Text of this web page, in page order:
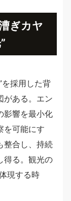
ぎカヤ
を採用した背
がある。エン
影響を最小化
を可能にす
整合し、持続
得る。観光の
現する時